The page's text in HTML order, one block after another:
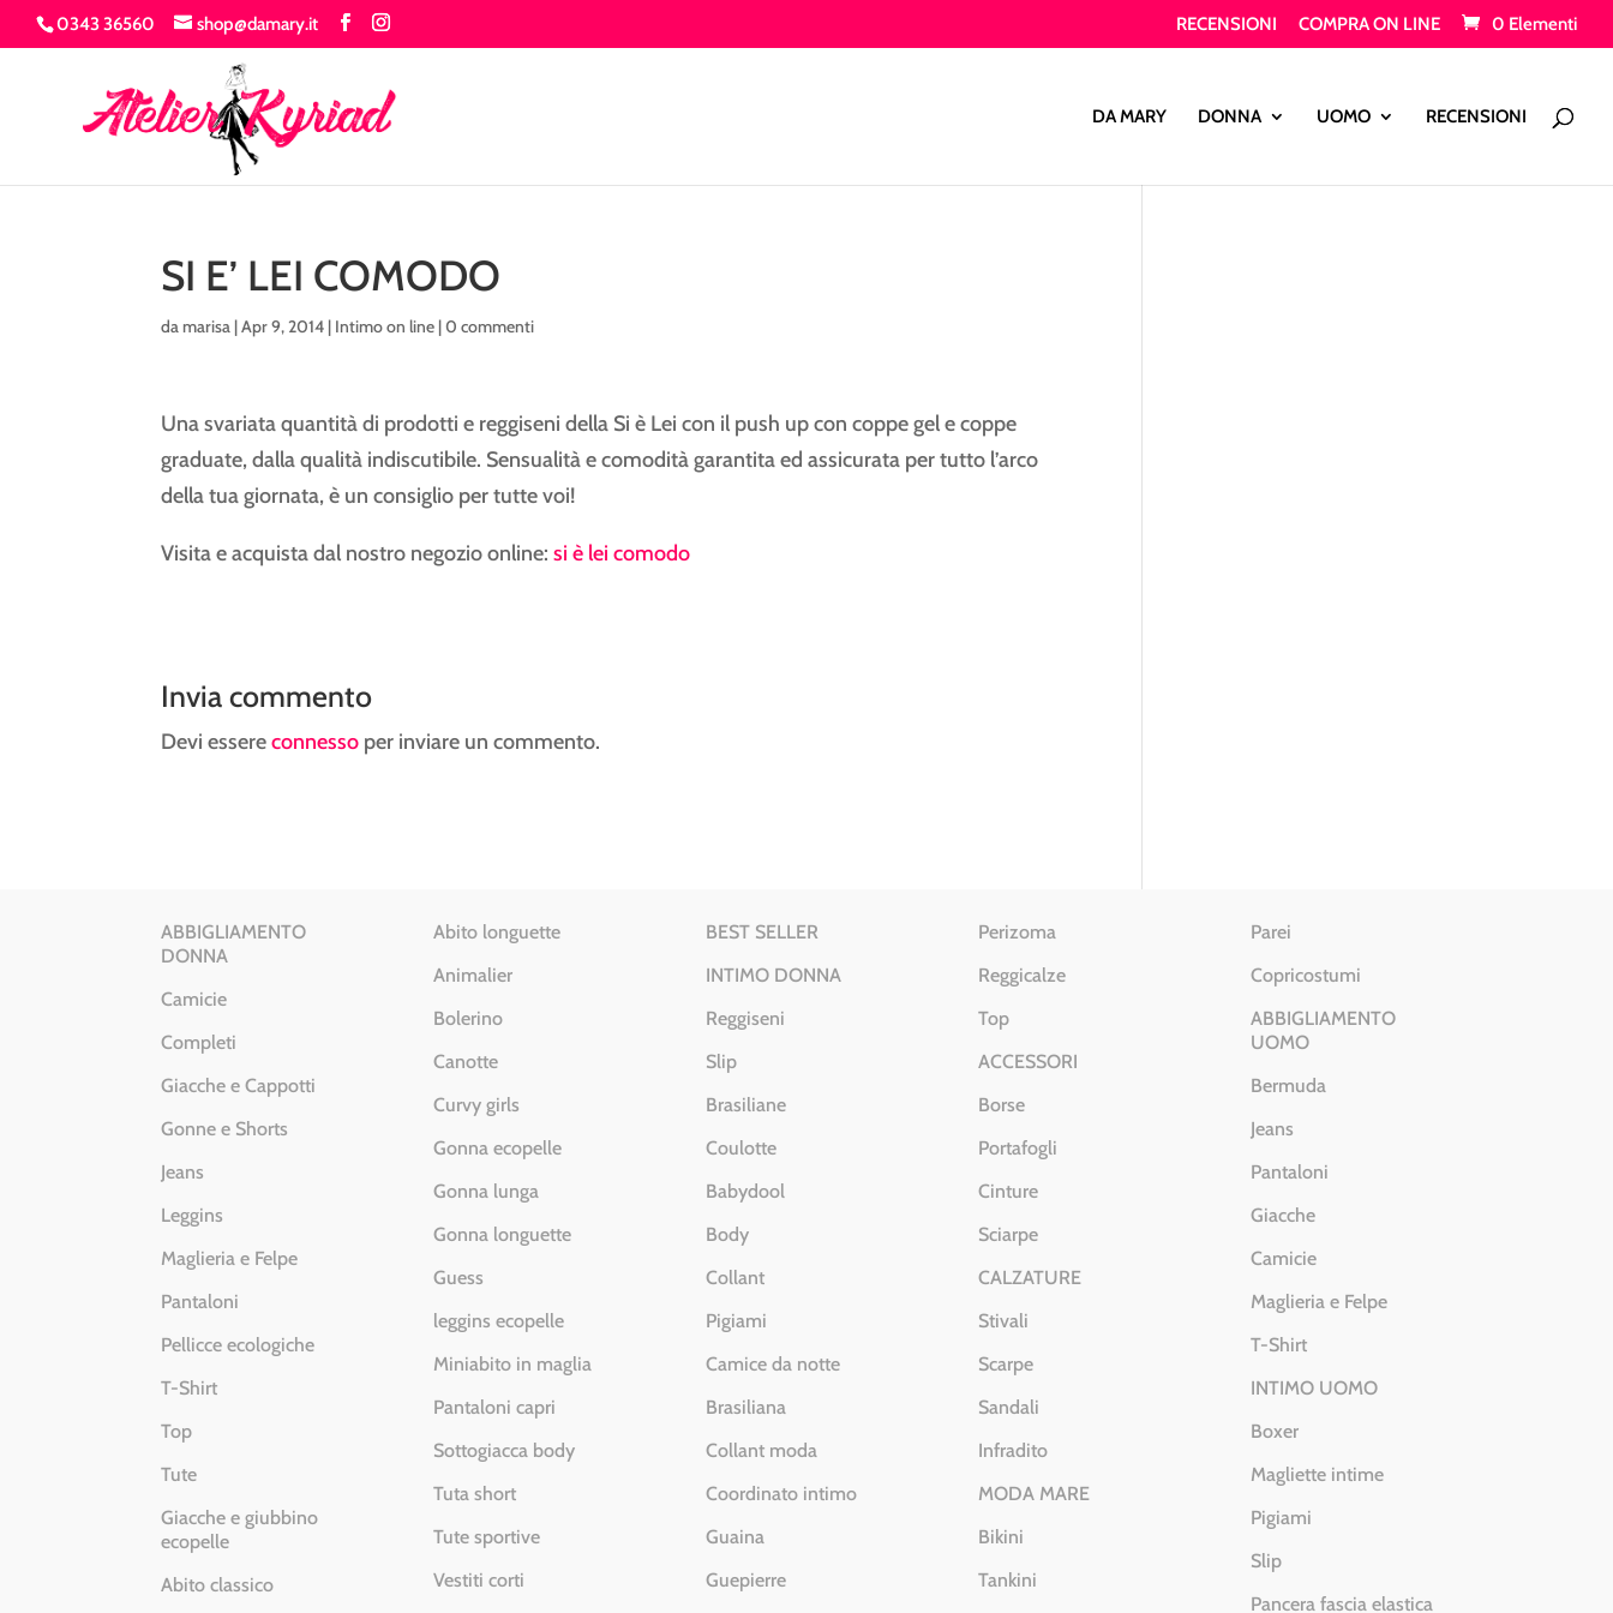
0343 36560 shop@damary.it RECENSIONI COMPRA ON LINE 0 Elementi
DA MARY DONNA UOMO RECENSIONI
Products
SI E’ LEI COMODO
damarisa |Apr 9, 2014 | Intimo on line |0 commenti
Una svariata quantità di prodotti e reggiseni della Si è Lei con il push up con coppe gel e coppe
graduate, dalla qualità indiscutibile. Sensualità e comodità garantita ed assicurata per tutto l’arco
della tua giornata, è un consiglio per tutte voi!
Visita e acquista dal nostro negozio online:si è lei comodo
Invia commento
Devi essereconnesso per inviare un commento.
ABBIGLIAMENTO
DONNA
Camicie
Completi
Giacche e Cappotti
Gonne e Shorts
Jeans
Leggins
Maglieria e Felpe
Pantaloni
Pellicce ecologiche
T-Shirt
Top
Tute
Giacche e giubbino
ecopelle
Abito classico
Abito longuette
Animalier
Bolerino
Canotte
Curvy girls
Gonna ecopelle
Gonna lunga
Gonna longuette
Guess
leggins ecopelle
Miniabito in maglia
Pantaloni capri
Sottogiacca body
Tuta short
Tute sportive
Vestiti corti
BEST SELLER
INTIMO DONNA
Reggiseni
Slip
Brasiliane
Coulotte
Babydool
Body
Collant
Pigiami
Camice da notte
Brasiliana
Collant moda
Coordinato intimo
Guaina
Guepierre
Perizoma
Reggicalze
Top
ACCESSORI
Borse
Portafogli
Cinture
Sciarpe
CALZATURE
Stivali
Scarpe
Sandali
Infradito
MODA MARE
Bikini
Tankini
Parei
Copricostumi
ABBIGLIAMENTO
UOMO
Bermuda
Jeans
Pantaloni
Giacche
Camicie
Maglieria e Felpe
T-Shirt
INTIMO UOMO
Boxer
Magliette intime
Pigiami
Slip
Pancera fascia elastica